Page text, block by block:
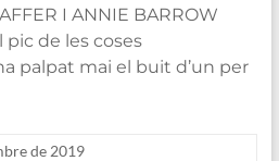
I ANNIE BARROW
de les coses
palpat mai el buit d’un per
de 2019